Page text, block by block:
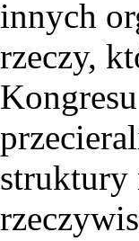
innych
rzeczy,
struktury